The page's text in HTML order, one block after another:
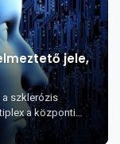
jele,
a szklerózis
a központi